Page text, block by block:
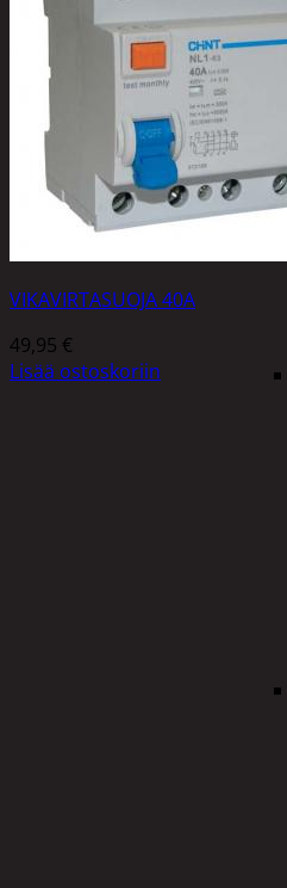
VIKAVIRTASUOJA 40A
49,95 €
Lisää ostoskoriin